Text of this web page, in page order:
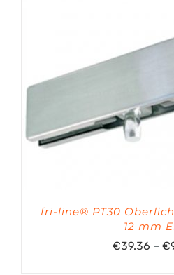
fri-line® PT30
12 mm
€39.36 – €